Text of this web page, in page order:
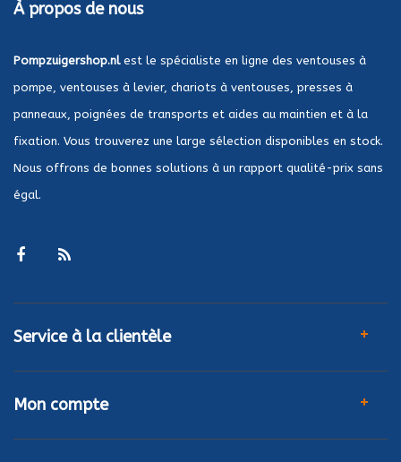
À propos de nous
Pompzuigershop.nlest le spécialiste en ligne des ventouses à
pompe, ventouses à levier, chariots à ventouses, presses à
panneaux, poignées de transports et aides au maintien et à la
fixation. Vous trouverez une large sélection disponibles en stock.
Nous offrons de bonnes solutions à un rapport qualité-prix sans
égal.
Service à la clientèle
Mon compte